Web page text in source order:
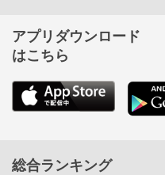
アプリダウンロード
はこちら
総合ランキング